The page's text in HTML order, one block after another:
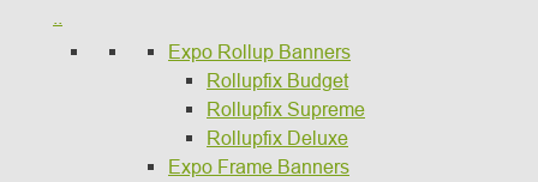
Expo Rollup Banners
Rollupfix Budget
Rollupfix Supreme
Rollupfix Deluxe
Expo Frame Banners